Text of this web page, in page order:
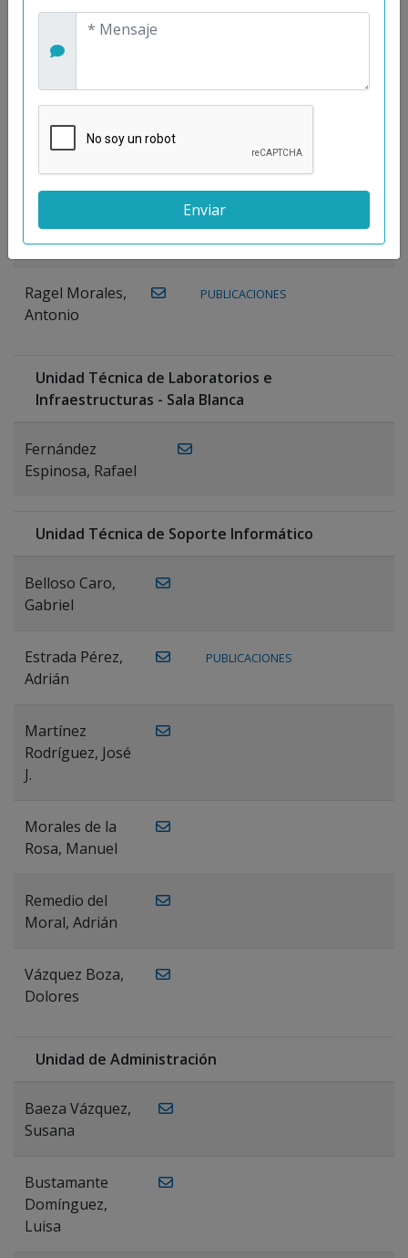
Prieto, Antonio
Mora
Gutiérrez, José
PUBLICACIONES
Moreno
Rocío
Ragel Morales,
Antonio
PUBLICACIONES
Unidad Técnica de Laboratorios e
Infraestructuras - Sala Blanca
Fernández
Espinosa, Rafael
Unidad Técnica de Soporte Informático
Belloso Caro,
Gabriel
Estrada Pérez,
Adrián
PUBLICACIONES
Martínez
Rodríguez, José
J.
Morales de la
Rosa, Manuel
Remedio del
Moral, Adrián
Vázquez Boza,
Dolores
Unidad de Administración
Baeza Vázquez,
Susana
Bustamante
Domínguez,
Luisa